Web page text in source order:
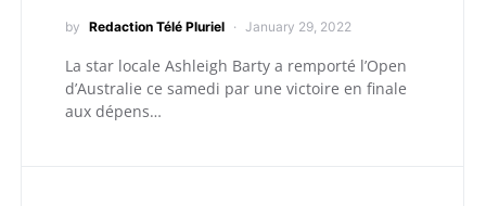
by Redaction Télé Pluriel January 29, 2022
La star locale Ashleigh Barty a remporté l’Open
d’Australie ce samedi par une victoire en finale
aux dépens…